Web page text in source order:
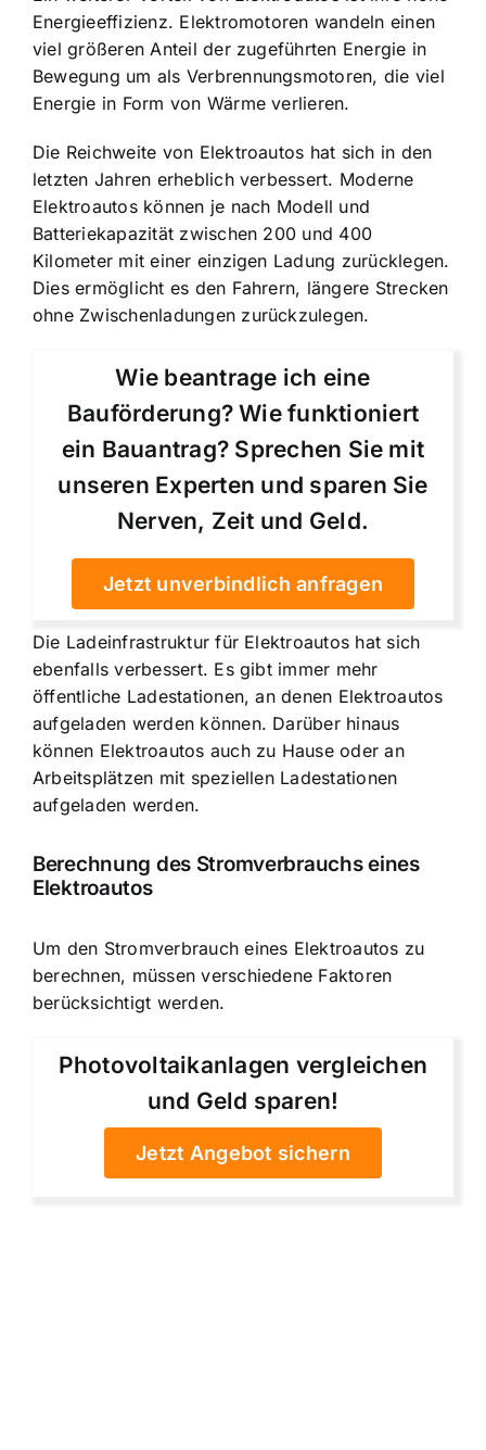
Energieeffizienz. Elektromotoren wandeln einen
viel größeren Anteil der zugeführten Energie in
Bewegung um als Verbrennungsmotoren, die viel
Energie in Form von Wärme verlieren.
Die Reichweite von Elektroautos hat sich in den
letzten Jahren erheblich verbessert. Moderne
Elektroautos können je nach Modell und
Batteriekapazität zwischen 200 und 400
Kilometer mit einer einzigen Ladung zurücklegen.
Dies ermöglicht es den Fahrern, längere Strecken
ohne Zwischenladungen zurückzulegen.
Wie beantrage ich eine
Bauförderung? Wie funktioniert
ein Bauantrag? Sprechen Sie mit
unseren Experten und sparen Sie
Nerven, Zeit und Geld.
Jetzt unverbindlich anfragen
Die Ladeinfrastruktur für Elektroautos hat sich
ebenfalls verbessert. Es gibt immer mehr
öffentliche Ladestationen, an denen Elektroautos
aufgeladen werden können. Darüber hinaus
können Elektroautos auch zu Hause oder an
Arbeitsplätzen mit speziellen Ladestationen
aufgeladen werden.
Berechnung des Stromverbrauchs eines
Elektroautos
Um den Stromverbrauch eines Elektroautos zu
berechnen, müssen verschiedene Faktoren
berücksichtigt werden.
Photovoltaikanlagen vergleichen
und Geld sparen!
Jetzt Angebot sichern